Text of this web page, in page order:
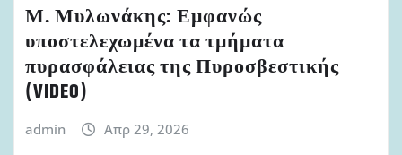
Μ. Μυλωνάκης: Εμφανώς
υποστελεχωμένα τα τμήματα
πυρασφάλειας της Πυροσβεστικής
(VIDEO)
admin Απρ 29, 2026